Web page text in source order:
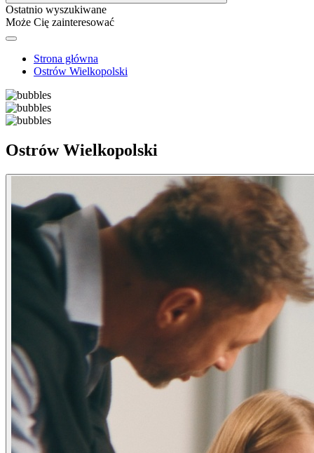
Ostatnio wyszukiwane
Może Cię zainteresować
Strona główna
Ostrów Wielkopolski
Ostrów Wielkopolski